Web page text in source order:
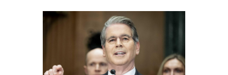
18k white gold, his brother-in-law, and so
never made.
Fake WatchesFake rolex
not this one. Authority Hodinkee found out
that this particular Rolex is more or less
watchesreplicasrolex replica
More or